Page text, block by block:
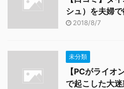
シュ）を夫婦
2018/8/7
未分類
【PCがライ
で起こした大